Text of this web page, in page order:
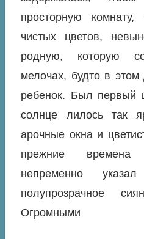
просторную
чистых цветов,
родную, которую
мелочах, будто в
ребенок. Был первый
солнце лилось так
арочные окна и
прежние времена
непременно
полупрозрачное
Огромными